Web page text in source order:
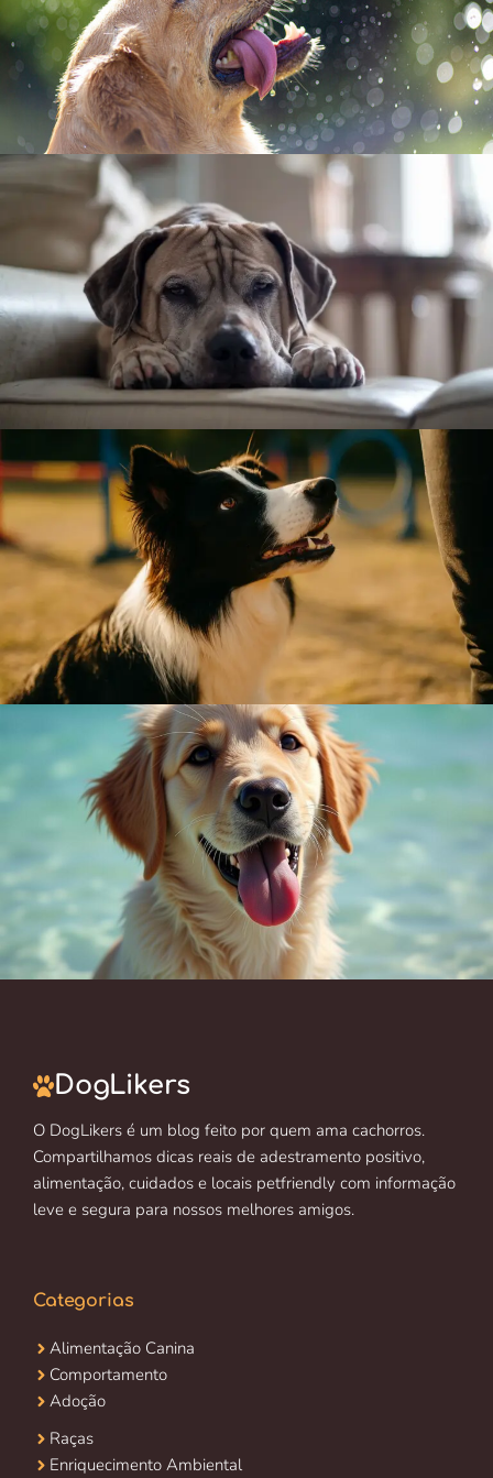
DogLikers
O DogLikers é um blog feito por quem ama cachorros.
Compartilhamos dicas reais de adestramento positivo,
alimentação, cuidados e locais petfriendly com informação
leve e segura para nossos melhores amigos.
Categorias
Alimentação Canina
Comportamento
Adoção
Raças
Enriquecimento Ambiental